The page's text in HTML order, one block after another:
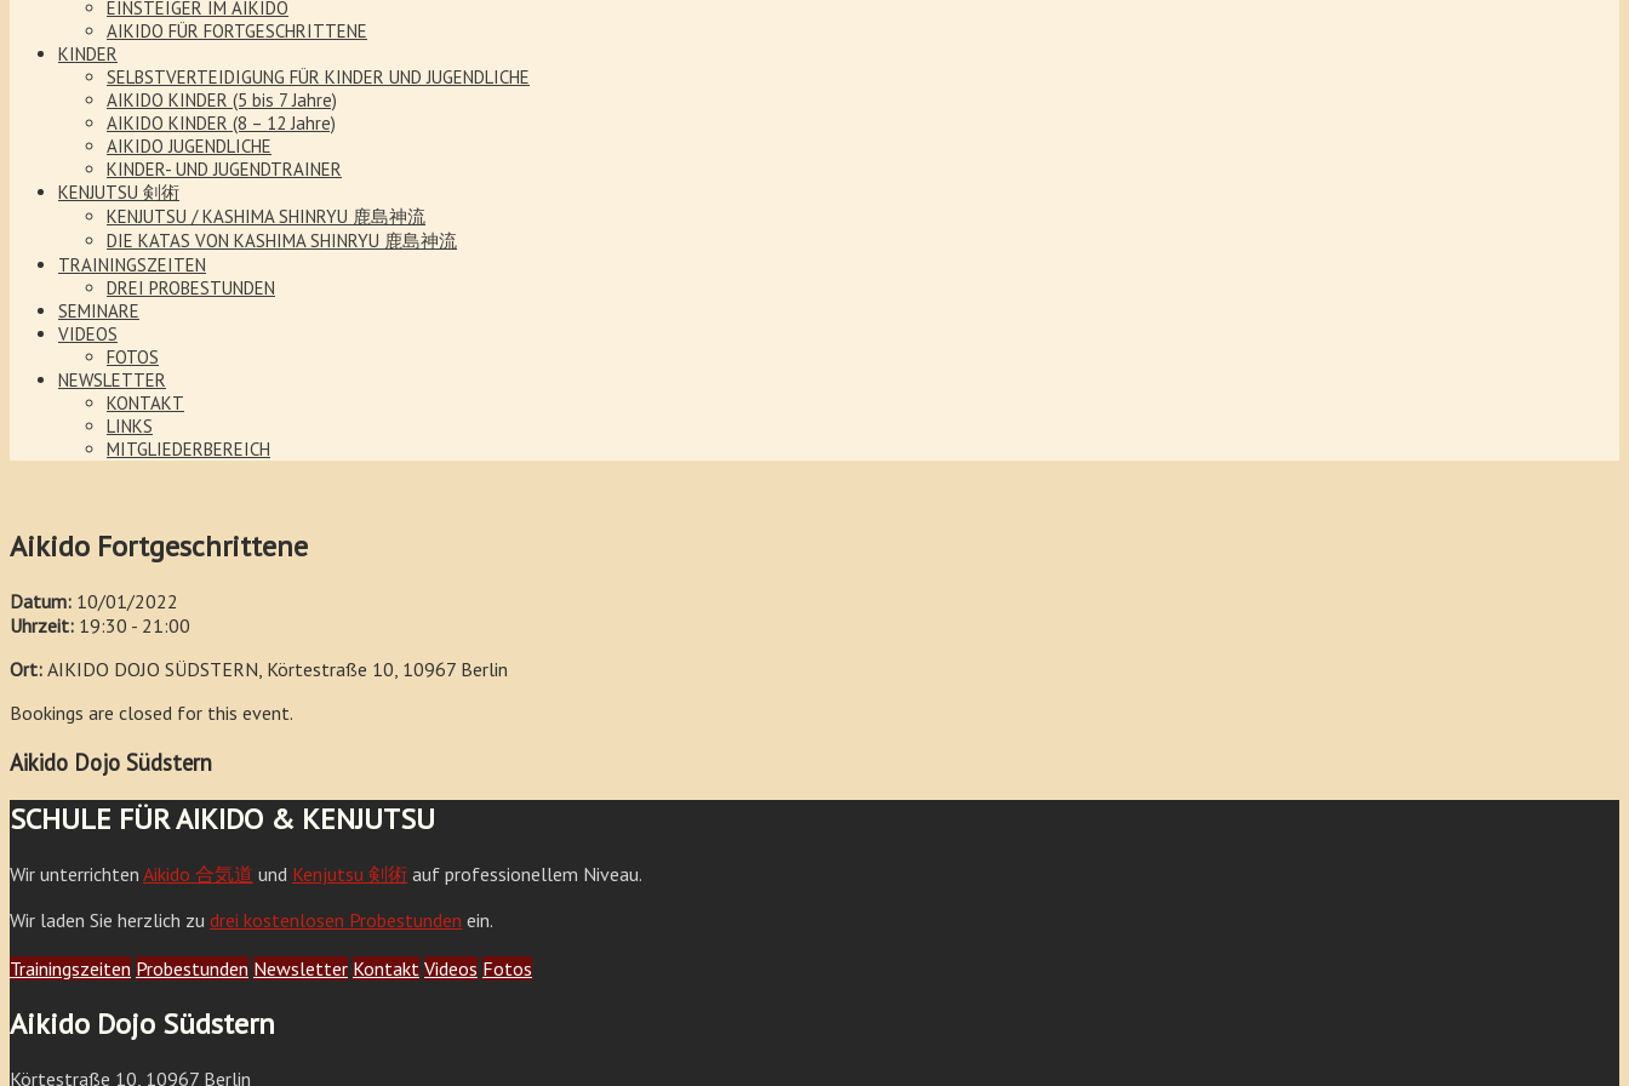
EINSTEIGER IM AIKIDO
AIKIDO FÜR FORTGESCHRITTENE
KINDER
SELBSTVERTEIDIGUNG FÜR KINDER UND JUGENDLICHE
AIKIDO KINDER (5 bis 7 Jahre)
AIKIDO KINDER (8 – 12 Jahre)
AIKIDO JUGENDLICHE
KINDER- UND JUGENDTRAINER
KENJUTSU 剣術
KENJUTSU / KASHIMA SHINRYU 鹿島神流
DIE KATAS VON KASHIMA SHINRYU 鹿島神流
TRAININGSZEITEN
DREI PROBESTUNDEN
SEMINARE
VIDEOS
FOTOS
NEWSLETTER
KONTAKT
LINKS
MITGLIEDERBEREICH
Aikido Fortgeschrittene
Datum: 10/01/2022
Uhrzeit: 19:30 - 21:00
Ort: AIKIDO DOJO SÜDSTERN, Körtestraße 10, 10967 Berlin
Bookings are closed for this event.
Aikido Dojo Südstern
SCHULE FÜR AIKIDO & KENJUTSU
Wir unterrichten Aikido 合気道 und Kenjutsu 剣術 auf professionellem Niveau.
Wir laden Sie herzlich zu drei kostenlosen Probestunden ein.
Trainingszeiten Probestunden Newsletter Kontakt Videos Fotos
Aikido Dojo Südstern
Körtestraße 10, 10967 Berlin